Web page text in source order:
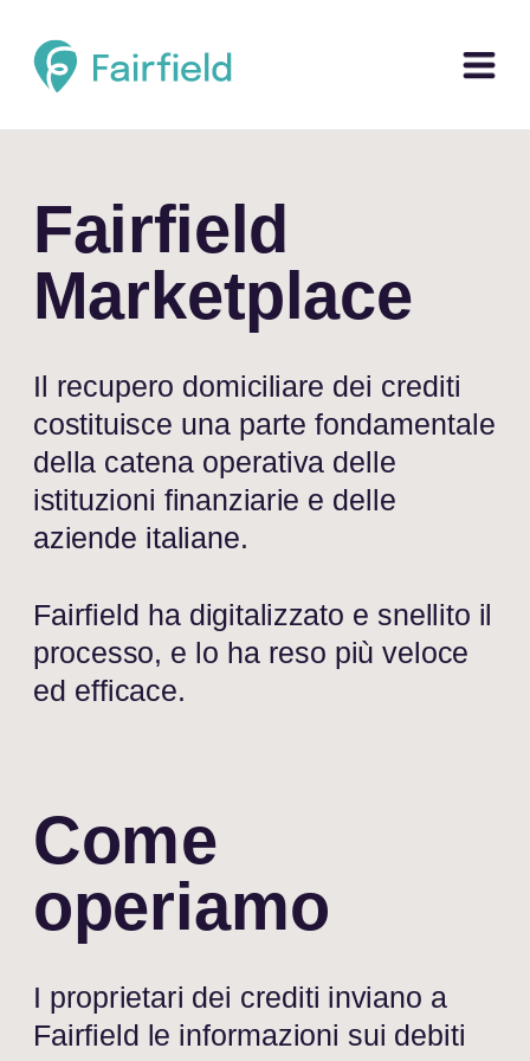
Fairfield
Marketplace
Il recupero domiciliare dei crediti
costituisce una parte fondamentale
della catena operativa delle
istituzioni finanziarie e delle
aziende italiane.
Fairfield ha digitalizzato e snellito il
processo, e lo ha reso più veloce
ed efficace.
Come
operiamo
I proprietari dei crediti inviano a
Fairfield le informazioni sui debiti